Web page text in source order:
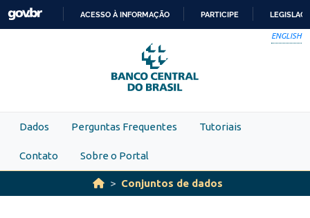
Skip to main content
PARA
O
CONTEÚDO
ACESSO À INFORMAÇÃO PARTICIPE
ENGLISH
Dados Perguntas Frequentes Tutoriais
Contato Sobre o Portal
Conjuntos de dados